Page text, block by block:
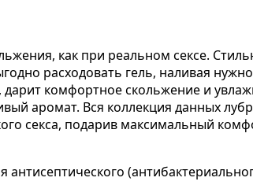
как при реальном сексе.
расходовать гель, наливая
дарит комфортное скольжение и
аромат. Вся коллекция данных
секса, подарив максимальный